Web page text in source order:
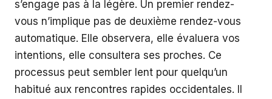
s’engage pas à la légère. Un premier rendez-
vous n’implique pas de deuxième rendez-vous
automatique. Elle observera, elle évaluera vos
intentions, elle consultera ses proches. Ce
processus peut sembler lent pour quelqu’un
habitué aux rencontres rapides occidentales. Il